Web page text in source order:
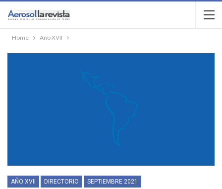
Home Año XVII
AÑO XVII DIRECTORIO SEPTIEMBRE 2021